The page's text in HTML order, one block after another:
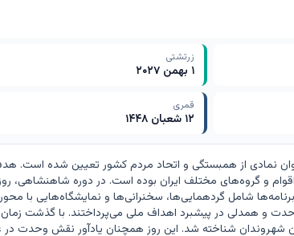
زرتشتی
۱ بهمن ۲۰۲۷
قمری
۱۲ شعبان ۱۴۴۸